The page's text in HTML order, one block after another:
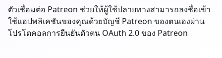
ตัวเชื่อมต่อ Patreon ช่วยให้ผู้ใช้ปลายทางสามารถลงชื่อเข้า
ใช้แอปพลิเคชันของคุณด้วยบัญชี Patreon ของตนเองผ่าน
โปรโตคอลการยืนยันตัวตน OAuth 2.0 ของ Patreon